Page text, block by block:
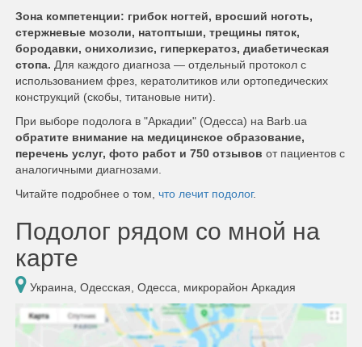
Зона компетенции: грибок ногтей, вросший ноготь,
стержневые мозоли, натоптыши, трещины пяток,
бородавки, онихолизис, гиперкератоз, диабетическая
стопа. Для каждого диагноза — отдельный протокол с
использованием фрез, кератолитиков или ортопедических
конструкций (скобы, титановые нити).
При выборе подолога в "Аркадии" (Одесса) на Barb.ua
обратите внимание на медицинское образование,
перечень услуг, фото работ и 750 отзывов от пациентов с
аналогичными диагнозами.
Читайте подробнее о том, что лечит подолог.
Подолог рядом со мной на
карте
Украина, Одесская, Одесса, микрорайон Аркадия